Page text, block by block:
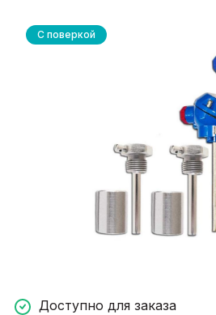
С поверкой
Доступно для заказа